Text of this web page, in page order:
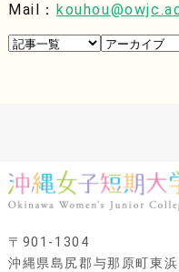
Mail：
〒901-1304
沖縄県島尻郡与那原町東浜